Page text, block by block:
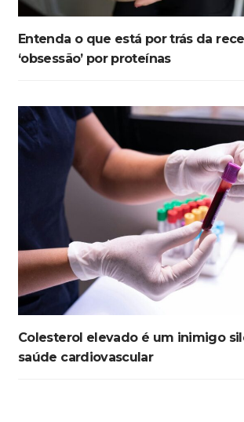
Entenda o que está por trás da
‘obsessão’ por proteínas
Colesterol elevado é um inimigo
saúde cardiovascular